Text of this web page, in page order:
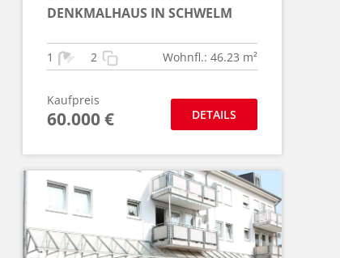
DENKMALHAUS IN SCHWELM
1 2 Wohnfl.: 46.23 m²
Kaufpreis
60.000 € DETAILS